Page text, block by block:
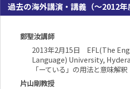
過去の海外講演・講義（～2012年
鄭聖汝講師
2013年2月15日 EFL(The
Language) University,
「ーている」の用法と意味解釈
片山剛教授